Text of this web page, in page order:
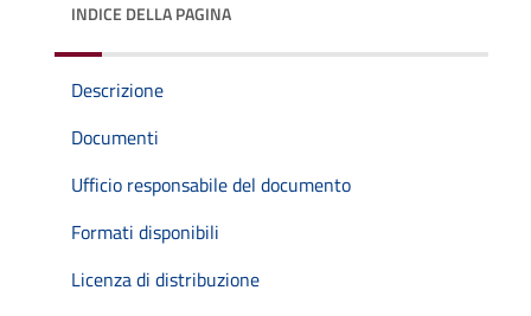
INDICE DELLA PAGINA
Descrizione
Documenti
Ufficio responsabile del documento
Formati disponibili
Licenza di distribuzione